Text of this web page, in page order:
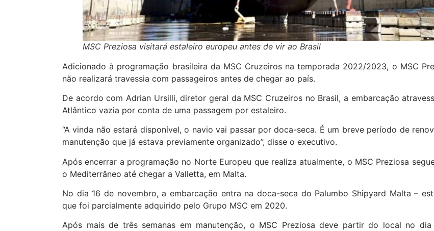
MSC Preziosa visitará estaleiro europeu antes de vir ao Brasil
Adicionado à programação brasileira da MSC Cruzeiros na temporada 2022/2023, o MSC
não realizará travessia com passageiros antes de chegar ao país.
De acordo com Adrian Ursilli, diretor geral da MSC Cruzeiros no Brasil, a embarcação
Atlântico vazia por conta de uma passagem por estaleiro.
“A vinda não estará disponível, o navio vai passar por doca-seca. É um breve período de
manutenção que já estava previamente organizado”, disse o executivo.
Após encerrar a programação no Norte Europeu que realiza atualmente, o MSC Preziosa
o Mediterrâneo até chegar a Valletta, em Malta.
No dia 16 de novembro, a embarcação entra na doca-seca do Palumbo Shipyard Malta –
que foi parcialmente adquirido pelo Grupo MSC em 2020.
Após mais de três semanas em manutenção, o MSC Preziosa deve partir do local no